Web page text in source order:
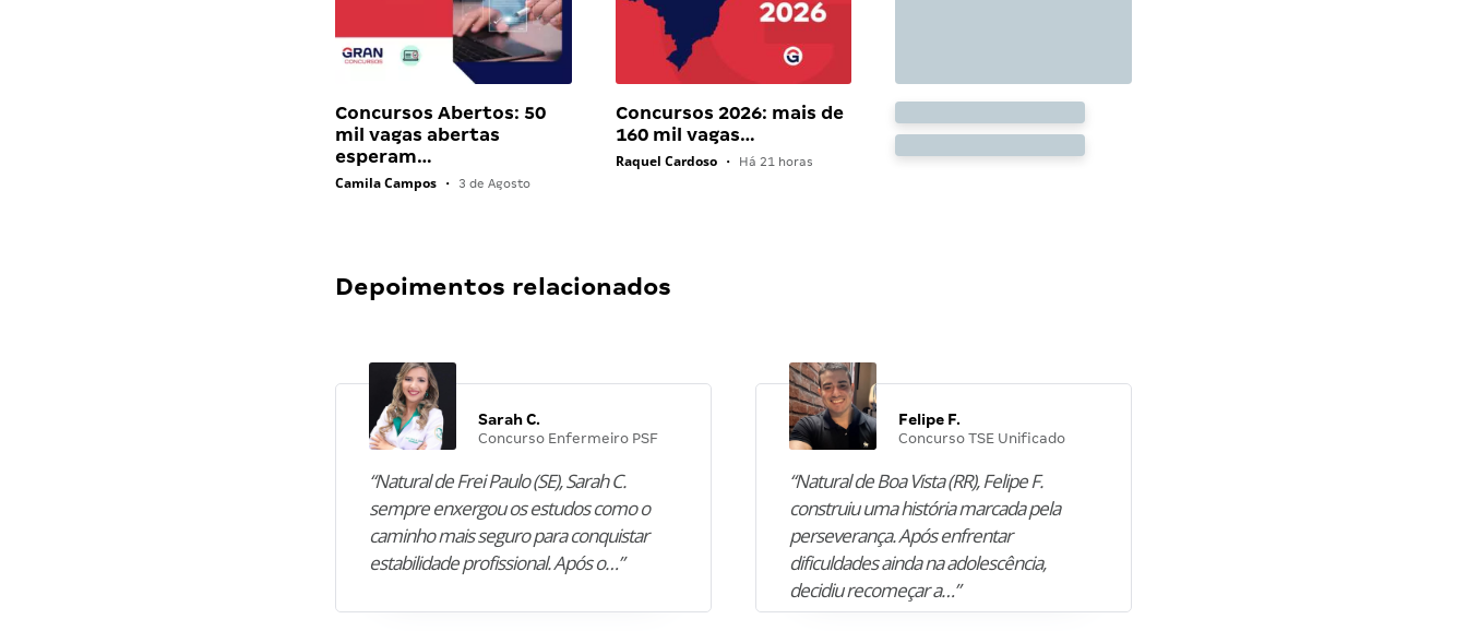
Concursos Abertos: 50
mil vagas abertas
esperam…
Camila Campos • 3 de Agosto
Concursos 2026: mais de
160 mil vagas…
Raquel Cardoso • Há 21 horas
Depoimentos relacionados
Sarah C.
Concurso Enfermeiro PSF
“Natural de Frei Paulo (SE), Sarah C.
sempre enxergou os estudos como o
caminho mais seguro para conquistar
estabilidade profissional. Após o…”
Felipe F.
Concurso TSE Unificado
“Natural de Boa Vista (RR), Felipe F.
construiu uma história marcada pela
perseverança. Após enfrentar
dificuldades ainda na adolescência,
decidiu recomeçar a…”